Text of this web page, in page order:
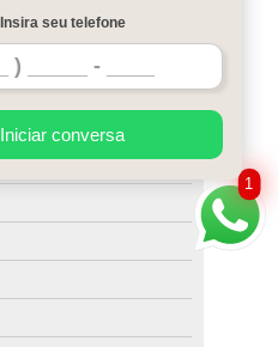
1
Insira seu telefone
Iniciar conversa